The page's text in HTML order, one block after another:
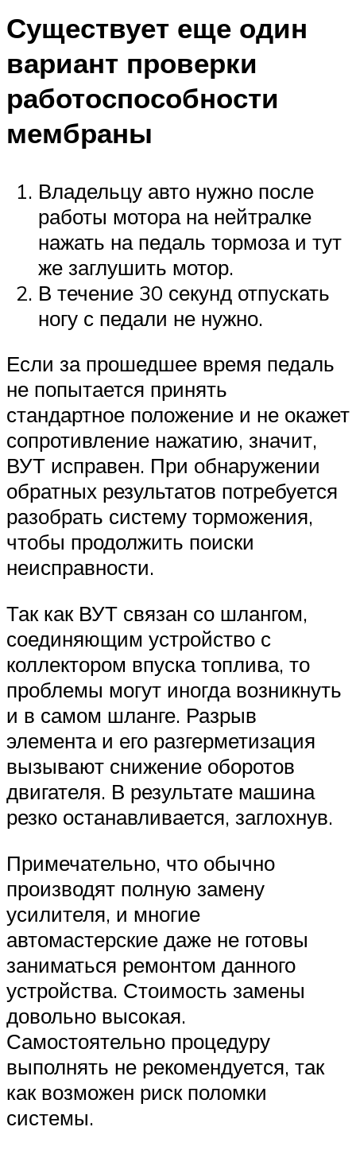
Существует еще один
вариант проверки
работоспособности
мембраны
Владельцу авто нужно после
работы мотора на нейтралке
нажать на педаль тормоза и тут
же заглушить мотор.
В течение 30 секунд отпускать
ногу с педали не нужно.
Если за прошедшее время педаль
не попытается принять
стандартное положение и не окажет
сопротивление нажатию, значит,
ВУТ исправен. При обнаружении
обратных результатов потребуется
разобрать систему торможения,
чтобы продолжить поиски
неисправности.
Так как ВУТ связан со шлангом,
соединяющим устройство с
коллектором впуска топлива, то
проблемы могут иногда возникнуть
и в самом шланге. Разрыв
элемента и его разгерметизация
вызывают снижение оборотов
двигателя. В результате машина
резко останавливается, заглохнув.
Примечательно, что обычно
производят полную замену
усилителя, и многие
автомастерские даже не готовы
заниматься ремонтом данного
устройства. Стоимость замены
довольно высокая.
Самостоятельно процедуру
выполнять не рекомендуется, так
как возможен риск поломки
системы.